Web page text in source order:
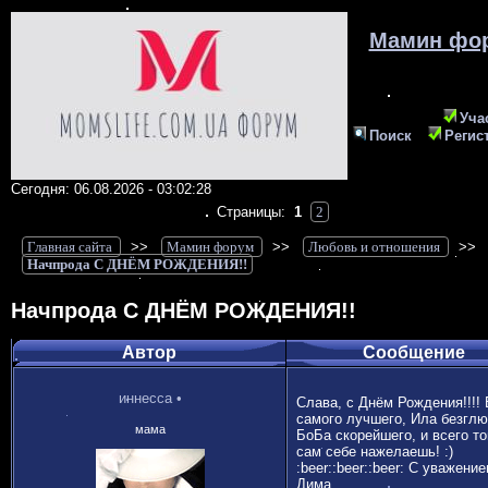
Мамин
Поиск
Сегодня: 06.08.2026 - 03:02:28
Страницы: 1 2
Главная сайта >> Мамин форум >> Любовь и отношения
>>
Начпрода С ДНЁМ РОЖДЕНИЯ!!
Начпрода С ДНЁМ РОЖДЕНИЯ!!
Автор Сообщение
иннесса •
мама
Слава, с Днём Рождения!!!!
самого лучшего, Ила
БоБа скорейшего, и всего
сам себе нажелаешь! :)
:beer::beer::beer: С
Дима